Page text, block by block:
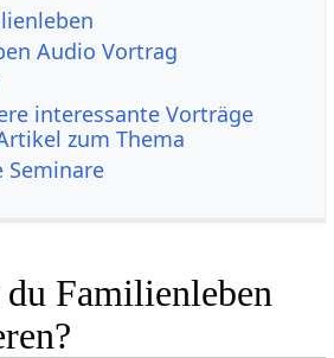
Audio Vortrag
interessante Vorträge
zum Thema
Seminare
Familienleben